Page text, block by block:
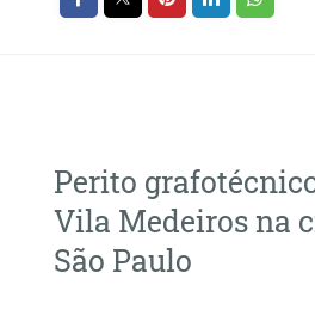
Perito
Vila Medeiros na
São Paulo